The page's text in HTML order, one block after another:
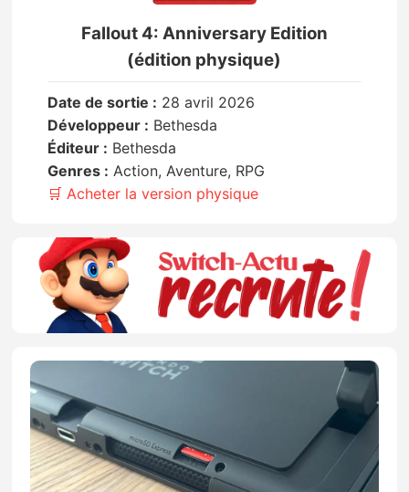
Fallout 4: Anniversary Edition
(édition physique)
Date de sortie : 28 avril 2026
Développeur : Bethesda
Éditeur : Bethesda
Genres : Action, Aventure, RPG
🛒 Acheter la version physique